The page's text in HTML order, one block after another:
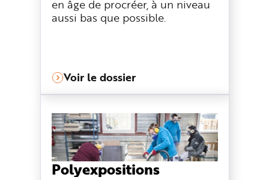
en âge de procréer, à un niveau
aussi bas que possible.
Voir le dossier
Polyexpositions